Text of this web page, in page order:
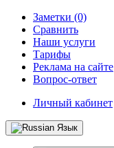
Заметки (0)
Сравнить
Наши услуги
Тарифы
Реклама на сайте
Вопрос-ответ
Личный кабинет
Язык